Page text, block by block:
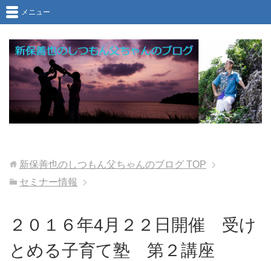
メニュー
新保善也のしつもん父ちゃんのブログ TOP
セミナー情報
２０１６年4月２２日開催 受け
とめる子育て塾 第２講座